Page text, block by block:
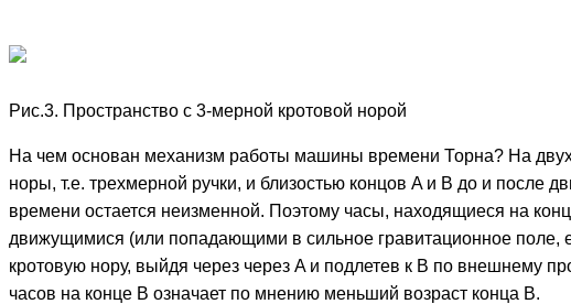
Рис.3. Пространство с 3-мерной кротовой норой
На чем основан механизм работы машины времени Торна? На
норы, т.е. трехмерной ручки, и близостью концов A и B до и после
времени остается неизменной. Поэтому часы, находящиеся на
движущимися (или попадающими в сильное гравитационное поле,
кротовую нору, выйдя через через A и подлетев к B по внешнему
часов на конце B означает по мнению меньший возраст конца B.